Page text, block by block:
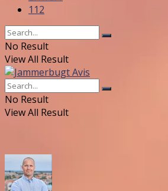
112
No Result
View All Result
No Result
View All Result